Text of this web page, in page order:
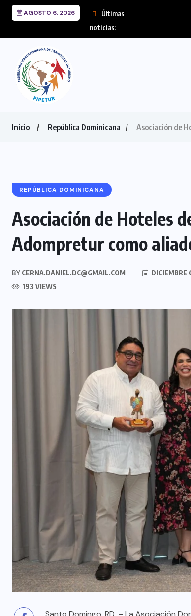
AGOSTO 6, 2026
Últimas
noticias:
Inicio República Dominicana Asociación de
REPÚBLICA DOMINICANA
Asociación de Hoteles
Adompretur como
BY CERNA.DANIEL.DC@GMAIL.COM DICIEMBRE
193 VIEWS
Santo Domingo, RD. – La Asociación